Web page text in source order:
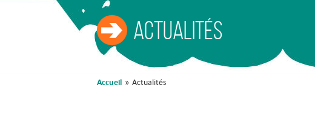
Accueil » Actualités
Actualités